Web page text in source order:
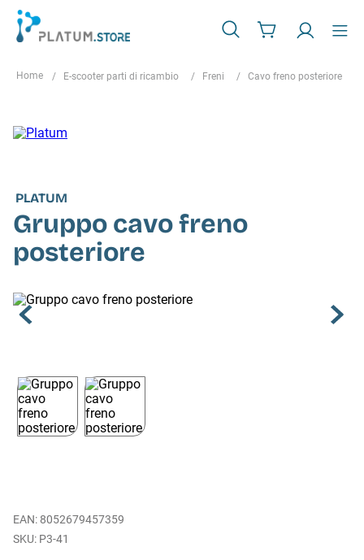
E-scooter parti di ricambio Freni Cavo freno posteriore
PLATUM
Gruppo cavo freno
posteriore
EAN: 8052679457359
P3-41